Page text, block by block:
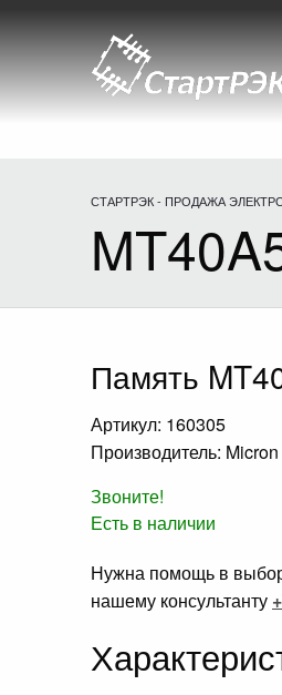
СТАРТРЭК - ПРОДАЖА
Память
Артикул: 160305
Производитель:
Звоните!
Есть в наличии
Нужна помощь в
нашему консультанту